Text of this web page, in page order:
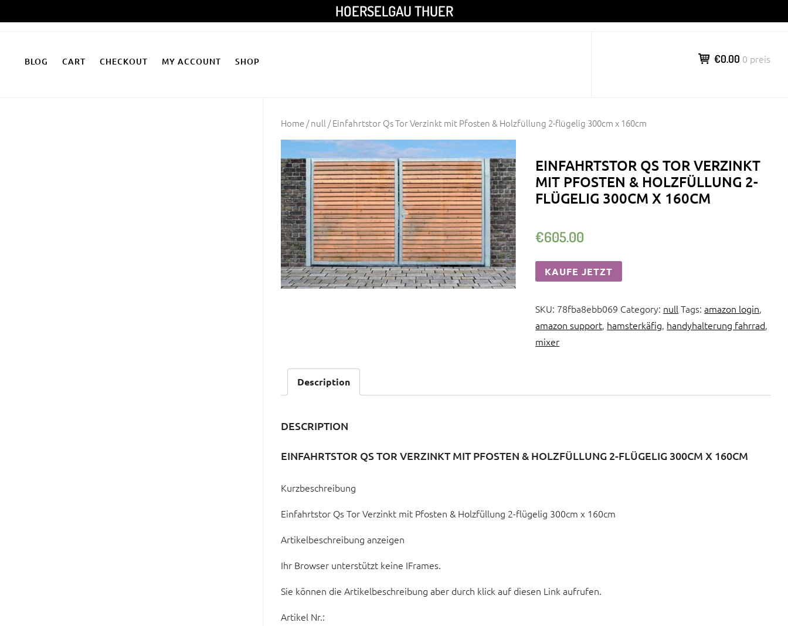
Inhalt
HOERSELGAU THUER
BLOG CART CHECKOUT MY ACCOUNT SHOP €0.00 0 preis
Home/null / Einfahrtstor Qs Tor Verzinkt mit Pfosten & Holzfüllung 2-flügelig 300cm x 160cm
EINFAHRTSTOR QS TOR VERZINKT
MIT PFOSTEN & HOLZFÜLLUNG 2-
FLÜGELIG 300CM X 160CM
€605.00
KAUFE JETZT
SKU: 78fba8ebb069 Category: nullTags:amazon login,
amazon support, hamsterkäfig, handyhalterung fahrrad,
mixer
Description
DESCRIPTION
EINFAHRTSTOR QS TOR VERZINKT MIT PFOSTEN & HOLZFÜLLUNG 2-FLÜGELIG 300CM X 160CM
Kurzbeschreibung
Einfahrtstor Qs Tor Verzinkt mit Pfosten & Holzfüllung 2-flügelig 300cm x 160cm
Artikelbeschreibung anzeigen
Ihr Browser unterstützt keine IFrames.
Sie können die Artikelbeschreibung aber durch klick auf diesen Link aufrufen.
Artikel Nr.: